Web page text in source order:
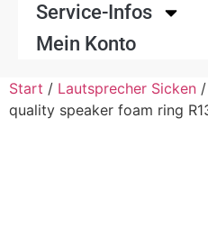
Service-Infos
Mein Konto
Start / Lautsprecher Sicken
quality speaker foam ring